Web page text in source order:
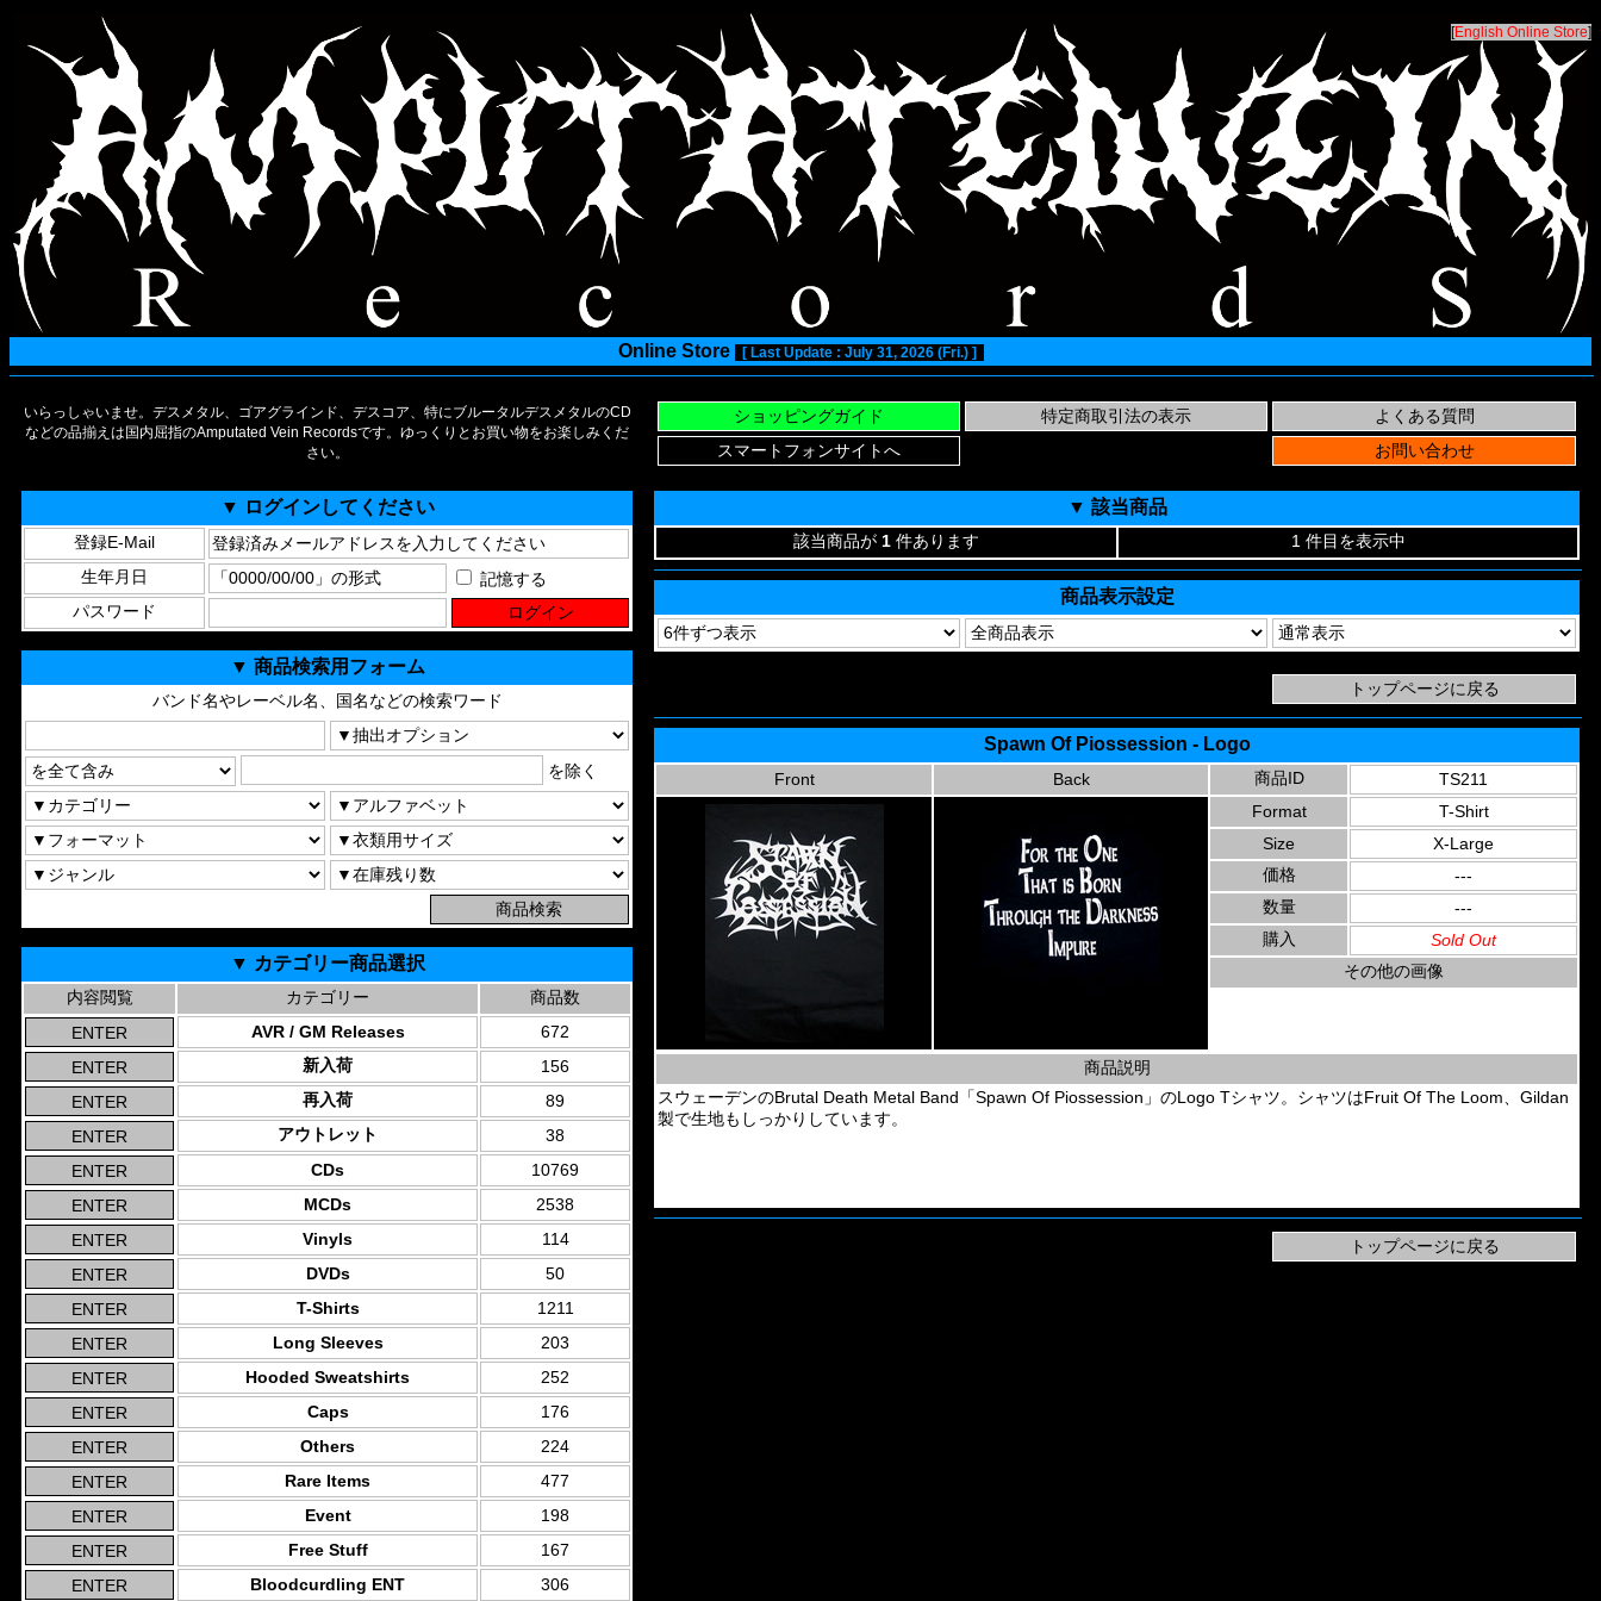
[English Online Store]
Online Store [ Last Update : July 31, 2026 (Fri.) ]
いらっしゃいませ。デスメタル、ゴアグラインド、デスコア、特にブルータルデスメタルのCD
などの品揃えは国内屈指のAmputated Vein Recordsです。ゆっくりとお買い物をお楽しみくだ
さい。
▼ ログインしてください
登録E-Mail
生年月日
記憶する
パスワード
▼ 商品検索用フォーム
バンド名やレーベル名、国名などの検索ワード
を除く
▼ カテゴリー商品選択
内容閲覧 カテゴリー
商品数
AVR / GM Releases
672
新入荷
156
再入荷
89
アウトレット
38
CDs
10769
MCDs
2538
Vinyls
114
DVDs
50
T-Shirts
1211
Long Sleeves
203
Hooded Sweatshirts
252
Caps
176
Others
224
Rare Items
477
Event
198
Free Stuff
167
Bloodcurdling ENT
306
▼ 該当商品
該当商品が 1 件あります 1 件目を表示中
商品表示設定
Spawn Of Piossession - Logo
Front Back 商品ID
TS211
Format
T-Shirt
Size
X-Large
価格
---
数量
---
購入
Sold Out
その他の画像
商品説明
スウェーデンのBrutal Death Metal Band「Spawn Of Piossession」のLogo Tシャツ。シャツはFruit Of The Loom、Gildan
製で生地もしっかりしています。